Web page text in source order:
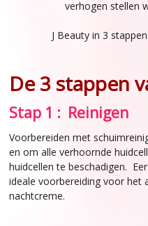
verhogen stellen
J Beauty in 3
De 3 stappen
Stap 1 : Reinigen
Voorbereiden met
en om alle verhoornde
huidcellen te beschadigen.
ideale voorbereiding voor het
nachtcreme.